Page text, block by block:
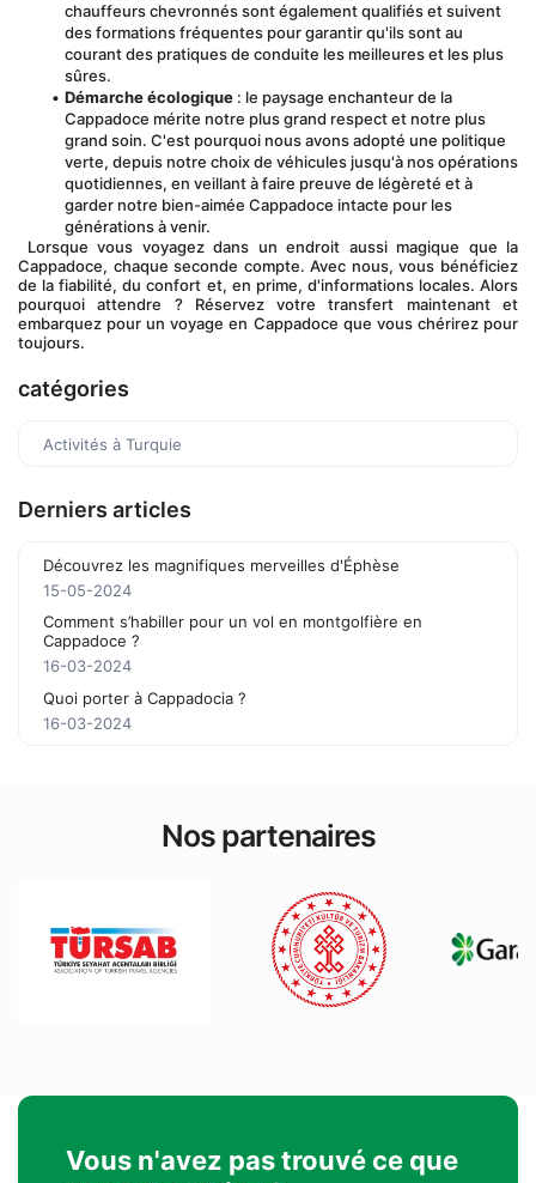
chauffeurs chevronnés sont également qualifiés et suivent
des formations fréquentes pour garantir qu'ils sont au
courant des pratiques de conduite les meilleures et les plus
sûres.
Démarche écologique : le paysage enchanteur de la
Cappadoce mérite notre plus grand respect et notre plus
grand soin. C'est pourquoi nous avons adopté une politique
verte, depuis notre choix de véhicules jusqu'à nos opérations
quotidiennes, en veillant à faire preuve de légèreté et à
garder notre bien-aimée Cappadoce intacte pour les
générations à venir.
Cappadoce, chaque seconde compte. Avec nous, vous bénéficiez
de la fiabilité, du confort et, en prime, d'informations locales. Alors
pourquoi attendre ? Réservez votre transfert maintenant et
embarquez pour un voyage en Cappadoce que vous chérirez pour
toujours.
catégories
Activités à Turquie
Derniers articles
Découvrez les magnifiques merveilles d'Éphèse
15-05-2024
Comment s’habiller pour un vol en montgolfière en
Cappadoce ?
16-03-2024
Quoi porter à Cappadocia ?
16-03-2024
Nos partenaires
Vous n'avez pas trouvé ce que